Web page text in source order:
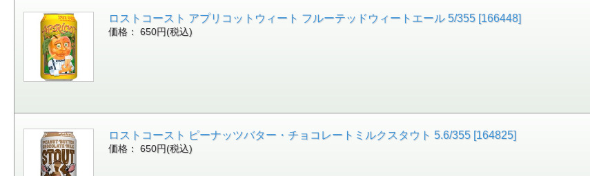
ロストコースト アプリコットウィート フルーテッドウィートエール 5/355 [166448]
価格： 650円(税込)
ロストコースト ピーナッツバター・チョコレートミルクスタウト 5.6/355 [164825]
価格： 650円(税込)